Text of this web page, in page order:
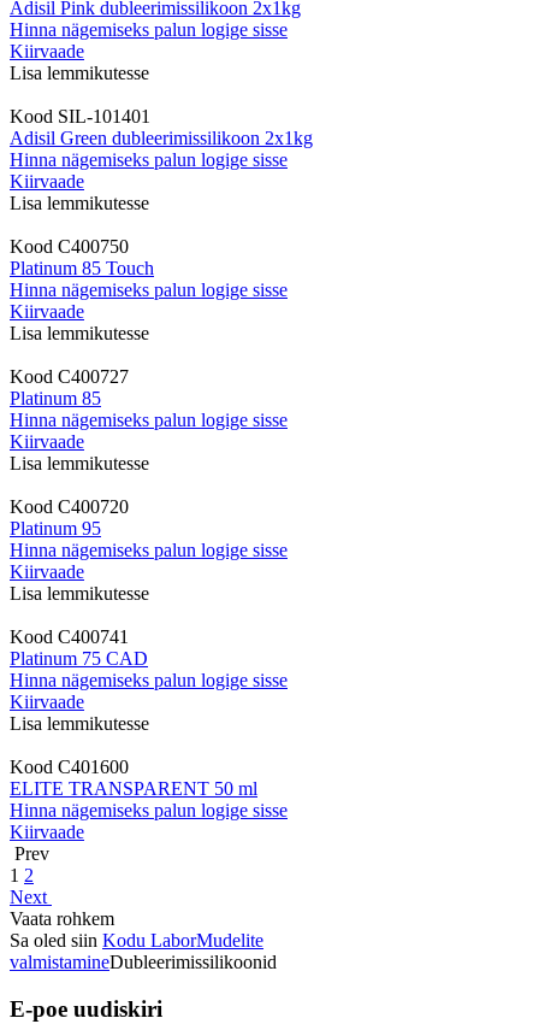
Adisil Pink dubleerimissilikoon 2x1kg
Hinna nägemiseks palun logige sisse
Kiirvaade
Lisa lemmikutesse
Kood SIL-101401
Adisil Green dubleerimissilikoon 2x1kg
Hinna nägemiseks palun logige sisse
Kiirvaade
Lisa lemmikutesse
Kood C400750
Platinum 85 Touch
Hinna nägemiseks palun logige sisse
Kiirvaade
Lisa lemmikutesse
Kood C400727
Platinum 85
Hinna nägemiseks palun logige sisse
Kiirvaade
Lisa lemmikutesse
Kood C400720
Platinum 95
Hinna nägemiseks palun logige sisse
Kiirvaade
Lisa lemmikutesse
Kood C400741
Platinum 75 CAD
Hinna nägemiseks palun logige sisse
Kiirvaade
Lisa lemmikutesse
Kood C401600
ELITE TRANSPARENT 50 ml
Hinna nägemiseks palun logige sisse
Kiirvaade
Prev
1 2
Next
Vaata rohkem
Sa oled siin Kodu LaborMudelite
valmistamineDubleerimissilikoonid
E-poe uudiskiri